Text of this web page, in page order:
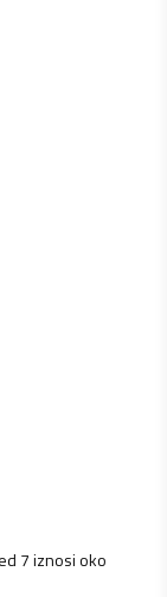
7 iznosi oko